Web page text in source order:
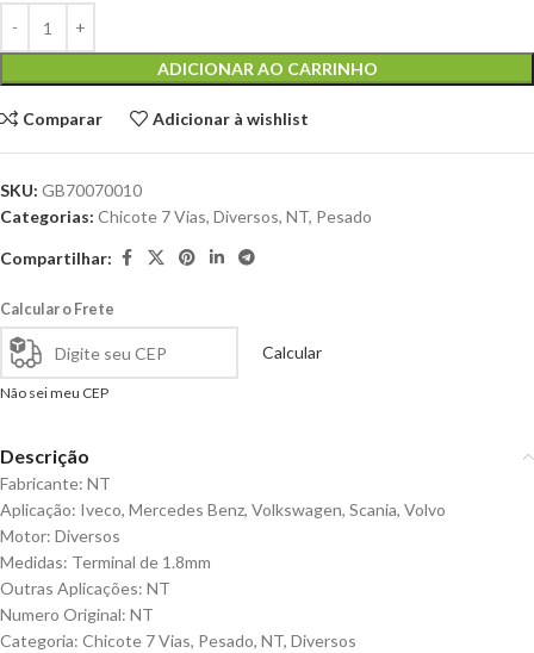
ADICIONAR AO CARRINHO
Comparar Adicionar à wishlist
SKU: GB70070010
Categorias: Chicote 7 Vias, Diversos, NT, Pesado
Compartilhar:
Calcular o Frete
Calcular
Não sei meu CEP
Descrição
Fabricante: NT
Aplicação: Iveco, Mercedes Benz, Volkswagen, Scania, Volvo
Motor: Diversos
Medidas: Terminal de 1.8mm
Outras Aplicações: NT
Numero Original: NT
Categoria: Chicote 7 Vias, Pesado, NT, Diversos